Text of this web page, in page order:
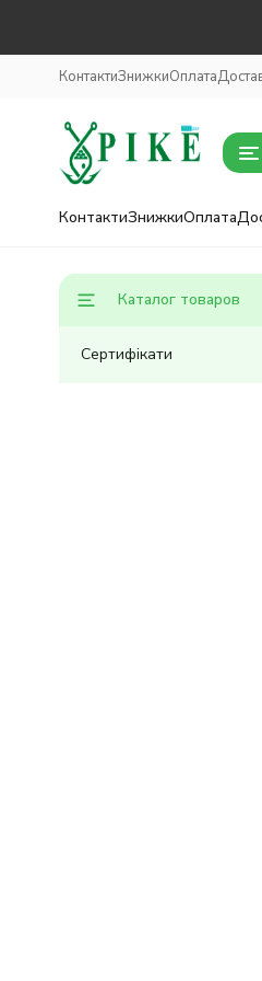
КонтактиЗнижкиОплата
КонтактиЗнижкиОплата
Каталог товаров
Cертифікати